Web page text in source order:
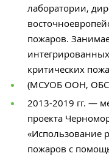
лаборатории,
пожаров.
критических
(МСУОБ ООН,
2013-2019 гг. —
проекта
«Использование
пожаров с